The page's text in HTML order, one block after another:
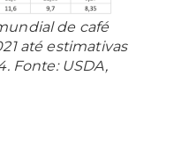
de café
até estimativas
Fonte: USDA,